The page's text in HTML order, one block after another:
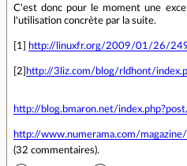
C'est donc pour le moment une
l'utilisation concrète par la suite.
[1] http://linuxfr.org/2009/01/26/
[2] http://3liz.com/blog/rldhont/
http://blog.bmaron.net/
http://www.numerama.com/
(32 commentaires).